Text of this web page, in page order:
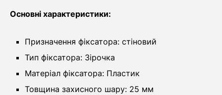
Основні характеристики:
Призначення фіксатора: стіновий
Тип фіксатора: Зірочка
Матеріал фіксатора: Пластик
Товщина захисного шару: 25 мм